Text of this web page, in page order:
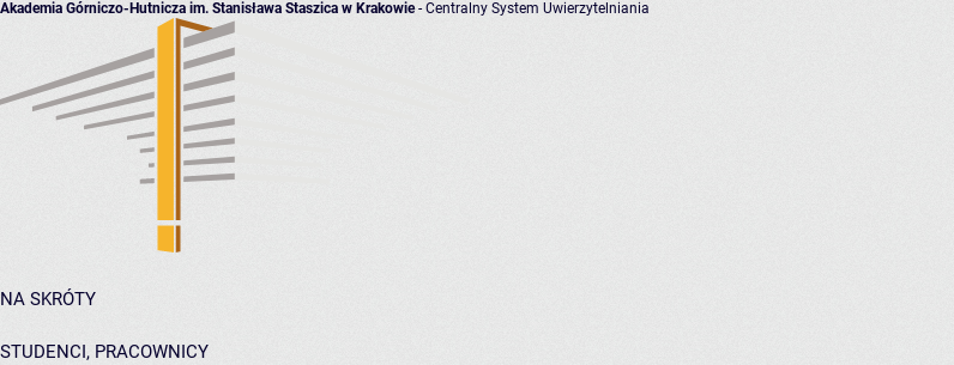
Akademia Górniczo-Hutnicza im. Stanisława Staszica w Krakowie- Centralny System Uwierzytelniania
NA SKRÓTY
STUDENCI, PRACOWNICY